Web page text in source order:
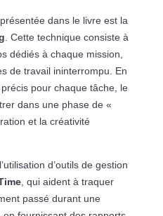
dans le livre est la
. Cette technique consiste à
dédiés à chaque mission,
de travail ininterrompu. En
pour chaque tâche, le
dans une phase de «
et la créativité
d’outils de gestion
, qui aident à traquer
passé durant une